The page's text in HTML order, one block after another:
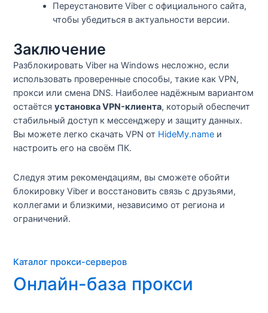
Переустановите Viber с официального сайта,
чтобы убедиться в актуальности версии.
Заключение
Разблокировать Viber на Windows несложно, если
использовать проверенные способы, такие как VPN,
прокси или смена DNS. Наиболее надёжным вариантом
остаётсяустановка VPN-клиента, который обеспечит
стабильный доступ к мессенджеру и защиту данных.
Вы можете легко скачать VPN от HideMy.name и
настроить его на своём ПК.
Следуя этим рекомендациям, вы сможете обойти
блокировку Viber и восстановить связь с друзьями,
коллегами и близкими, независимо от региона и
ограничений.
Каталог прокси-серверов
Онлайн-база прокси